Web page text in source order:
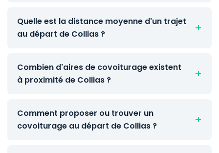
Quelle est la distance moyenne d'un trajet
au départ de Collias ?
Combien d'aires de covoiturage existent
à proximité de Collias ?
Comment proposer ou trouver un
covoiturage au départ de Collias ?